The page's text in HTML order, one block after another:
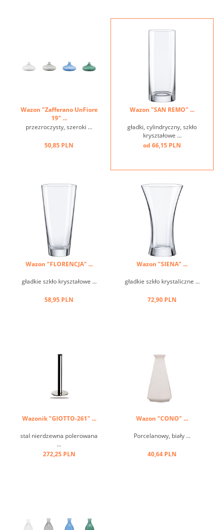
Wazon "Zafferano UnFiore
19" ...
przezroczysty, szeroki ...
50,85 PLN
Wazon "SAN REMO" ...
gładki, cylindryczny, szkło
kryształowe ...
od 66,15 PLN
Wazon "FLORENCJA" ...
gładkie szkło kryształowe ...
58,95 PLN
Wazon "SIENA" ...
gładkie szkło krystaliczne ...
72,90 PLN
Wazonik "GIOTTO-261" ...
stal nierdzewna polerowana
...
272,25 PLN
Wazon "CONO" ...
Porcelanowy, biały ...
40,64 PLN